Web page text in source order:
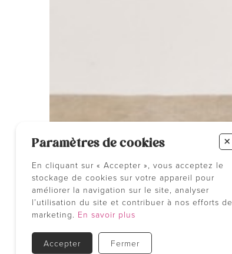
Paramètres de cookies +
En cliquant sur « Accepter », vous acceptez le
stockage de cookies sur votre appareil pour
améliorer la navigation sur le site, analyser
l’utilisation du site et contribuer à nos efforts de
marketing. En savoir plus
Accepter Fermer